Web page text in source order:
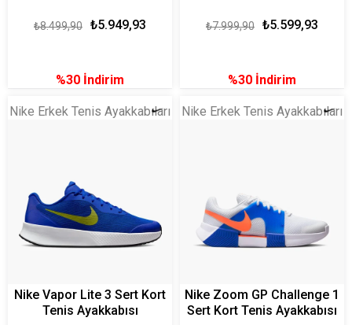
₺5.949,93
₺8.499,90
%30 İndirim
₺5.599,93
₺7.999,90
%30 İndirim
Nike Erkek Tenis Ayakkabıları
Nike Vapor Lite 3 Sert Kort
Tenis Ayakkabısı
Nike Erkek Tenis Ayakkabıları
Nike Zoom GP Challenge 1
Sert Kort Tenis Ayakkabısı